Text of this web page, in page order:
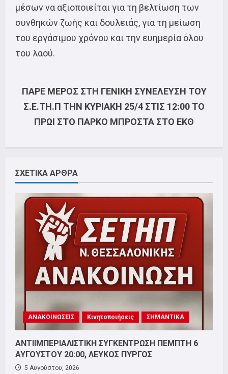
μέσων να αξιοποιείται για τη βελτίωση των
συνθηκών ζωής και δουλειάς, για τη μείωση
του εργάσιμου χρόνου και την ευημερία όλου
του λαού.
ΠΑΡΕ ΜΕΡΟΣ ΣΤΗ ΓΕΝΙΚΗ ΣΥΝΕΛΕΥΣΗ ΤΟΥ
Σ.Ε.ΤΗ.Π ΤΗΝ ΚΥΡΙΑΚΗ 25/4 ΣΤΙΣ 12:00 ΤΟ
ΠΡΩΙ ΣΤΟ ΠΑΡΚΟ ΜΠΡΟΣΤΑ ΣΤΟ ΕΚΘ
ΣΧΕΤΙΚΑ ΑΡΘΡΑ
ΑΝΑΚΟΙΝΩΣΕΙΣ Κινητοποιήσεις ΣΗΜΑΝΤΙΚΑ
ΑΝΤΙΙΜΠΕΡΙΑΛΙΣΤΙΚΗ ΣΥΓΚΕΝΤΡΩΣΗ ΠΕΜΠΤΗ 6
ΑΥΓΟΥΣΤΟΥ 20:00, ΛΕΥΚΟΣ ΠΥΡΓΟΣ
5 Αυγούστου, 2026